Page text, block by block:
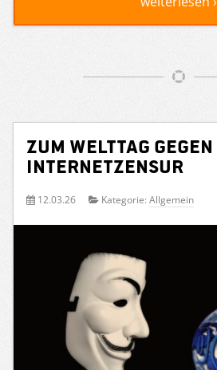
Zum Welttag gegen
Internetzensur
12.03.26 Kategorie: Allgemein